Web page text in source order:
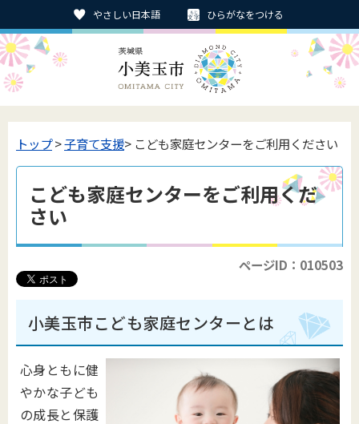
やさしい日本語 ひらがなをつける
トップ>子育て支援> こども家庭センターをご利用ください
こども家庭センターをご利用くだ
さい
ページID：010503
小美玉市こども家庭センターとは
心身ともに健
やかな子ども
の成長と保護